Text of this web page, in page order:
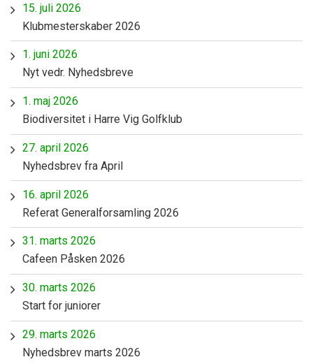
15. juli 2026
Klubmesterskaber 2026
1. juni 2026
Nyt vedr. Nyhedsbreve
1. maj 2026
Biodiversitet i Harre Vig Golfklub
27. april 2026
Nyhedsbrev fra April
16. april 2026
Referat Generalforsamling 2026
31. marts 2026
Cafeen Påsken 2026
30. marts 2026
Start for juniorer
29. marts 2026
Nyhedsbrev marts 2026